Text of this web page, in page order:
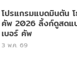
โปรแกรมแบดมินตัน
คัพ 2026 ลิ้งก์ดูสดแ
เบอร์ คัพ
3 พ.ค. 69